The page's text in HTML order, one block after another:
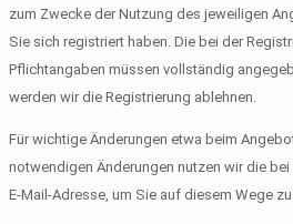
zum Zwecke der Nutzung des jeweiligen
Sie sich registriert haben. Die bei der
Pflichtangaben müssen vollständig
werden wir die Registrierung ablehnen.
Für wichtige Änderungen etwa beim
notwendigen Änderungen nutzen wir die
E-Mail-Adresse, um Sie auf diesem Wege